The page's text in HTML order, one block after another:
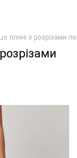
лляні з розрізами